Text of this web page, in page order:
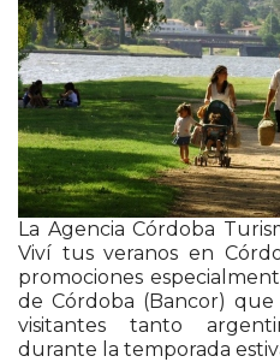
La Agencia Córdoba
Viví tus veranos en
promociones
de Córdoba (Bancor)
visitantes tanto
durante la temporada